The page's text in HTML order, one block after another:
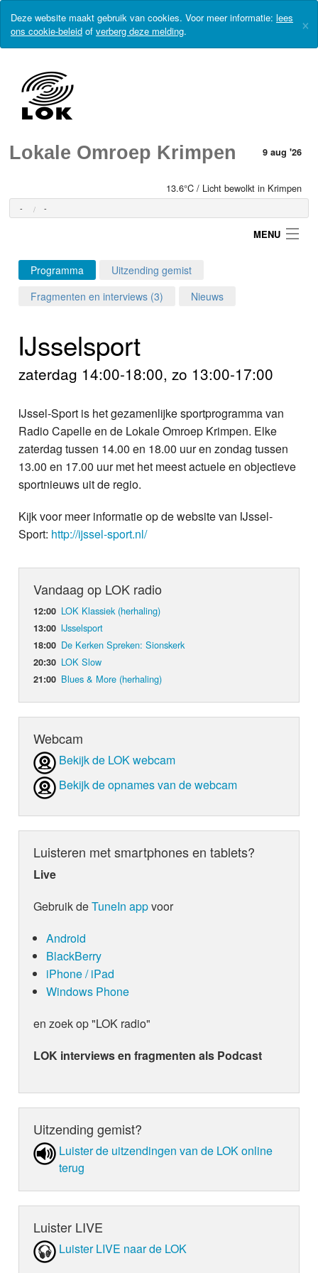
Deze website maakt gebruik van cookies. Voor meer informatie: lees
ons cookie-beleid of verberg deze melding. ×
Lokale Omroep Krimpen 9 aug '26
13.6°C / Licht bewolkt in Krimpen
- -
MENU
Login
Programma's
Foto's
Video
Webcam
Info
Programma
Uitzending gemist
Fragmenten en interviews (3)
Nieuws
IJsselsport
zaterdag 14:00-18:00, zo 13:00-17:00
IJssel-Sport is het gezamenlijke sportprogramma van
Radio Capelle en de Lokale Omroep Krimpen. Elke
zaterdag tussen 14.00 en 18.00 uur en zondag tussen
13.00 en 17.00 uur met het meest actuele en objectieve
sportnieuws uit de regio.
Kijk voor meer informatie op de website van IJssel-
Sport: http://ijssel-sport.nl/
Vandaag op LOK radio
12:00 LOK Klassiek (herhaling)
13:00 IJsselsport
18:00 De Kerken Spreken: Sionskerk
20:30 LOK Slow
21:00 Blues & More (herhaling)
Webcam
Bekijk de LOK webcam
Bekijk de opnames van de webcam
Luisteren met smartphones en tablets?
Live
Gebruik deTuneIn appvoor
Android
BlackBerry
iPhone / iPad
Windows Phone
en zoek op "LOK radio"
LOK interviews en fragmenten als Podcast
Uitzending gemist?
Luister de uit­zen­din­gen van de LOK online
terug
Luister LIVE
Luister LIVE naar de LOK